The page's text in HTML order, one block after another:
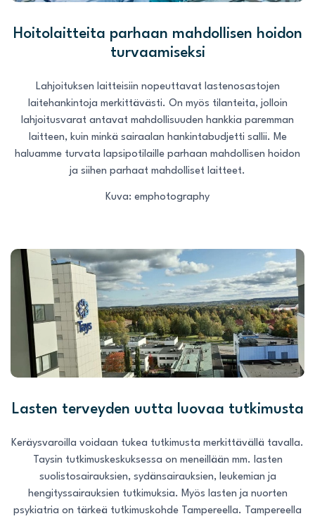
Hoitolaitteita parhaan mahdollisen hoidon
turvaamiseksi
Lahjoituksen laitteisiin nopeuttavat lastenosastojen
laitehankintoja merkittävästi. On myös tilanteita, jolloin
lahjoitusvarat antavat mahdollisuuden hankkia paremman
laitteen, kuin minkä sairaalan hankintabudjetti sallii. Me
haluamme turvata lapsipotilaille parhaan mahdollisen hoidon
ja siihen parhaat mahdolliset laitteet.
Kuva: emphotography
Lasten terveyden uutta luovaa tutkimusta
Keräysvaroilla voidaan tukea tutkimusta merkittävällä tavalla.
Taysin tutkimuskeskuksessa on meneillään mm. lasten
suolistosairauksien, sydänsairauksien, leukemian ja
hengityssairauksien tutkimuksia. Myös lasten ja nuorten
psykiatria on tärkeä tutkimuskohde Tampereella. Tampereella